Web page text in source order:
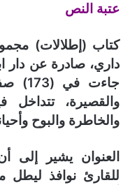
عتبة النص
كتاب (إطلالات)
داري، صادرة عن دار
جاءت
والقصيرة، تتداخل
والخاطرة والبوح
العنوان يشير إلى
للقارئ نوافذ ليطل